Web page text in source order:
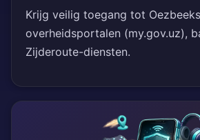
Krijg veilig toegang tot
overheidsportalen (my.gov.uz),
Zijderoute-diensten.